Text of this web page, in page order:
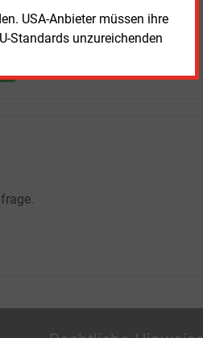
USA-Anbieter müssen ihre
Standards unzureichenden